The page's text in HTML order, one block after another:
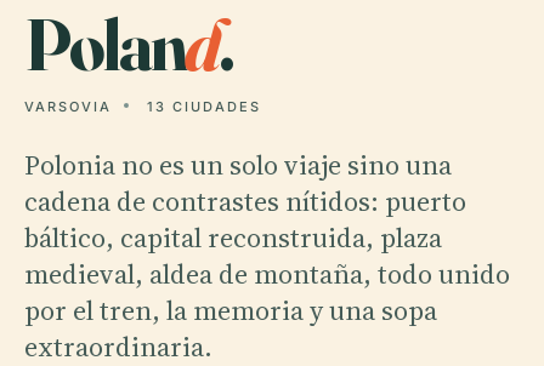
Poland.
VARSOVIA 13 CIUDADES
Polonia no es un solo viaje sino una
cadena de contrastes nítidos: puerto
báltico, capital reconstruida, plaza
medieval, aldea de montaña, todo unido
por el tren, la memoria y una sopa
extraordinaria.